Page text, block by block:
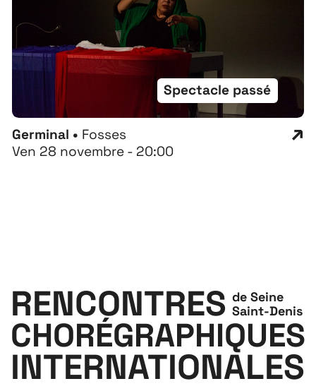
Germinal • Fosses
Ven 28 novembre - 20:00
Spectacle passé
RENCONTRES
CHORÉGRAPHIQUES
INTERNATIONALES
de Seine
Saint-Denis